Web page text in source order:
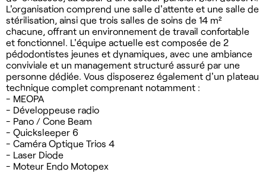
L'organisation comprend une salle d'attente et une salle de
stérilisation, ainsi que trois salles de soins de 14 m²
chacune, offrant un environnement de travail confortable
et fonctionnel. L'équipe actuelle est composée de 2
pédodontistes jeunes et dynamiques, avec une ambiance
conviviale et un management structuré assuré par une
personne dédiée. Vous disposerez également d'un plateau
technique complet comprenant notamment :
- MEOPA
- Développeuse radio
- Pano / Cone Beam
- Quicksleeper 6
- Caméra Optique Trios 4
- Laser Diode
- Moteur Endo Motopex